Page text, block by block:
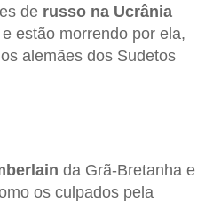
de russo na Ucrânia
estão morrendo por ela,
alemães dos Sudetos
da Grã-Bretanha e
os culpados pela